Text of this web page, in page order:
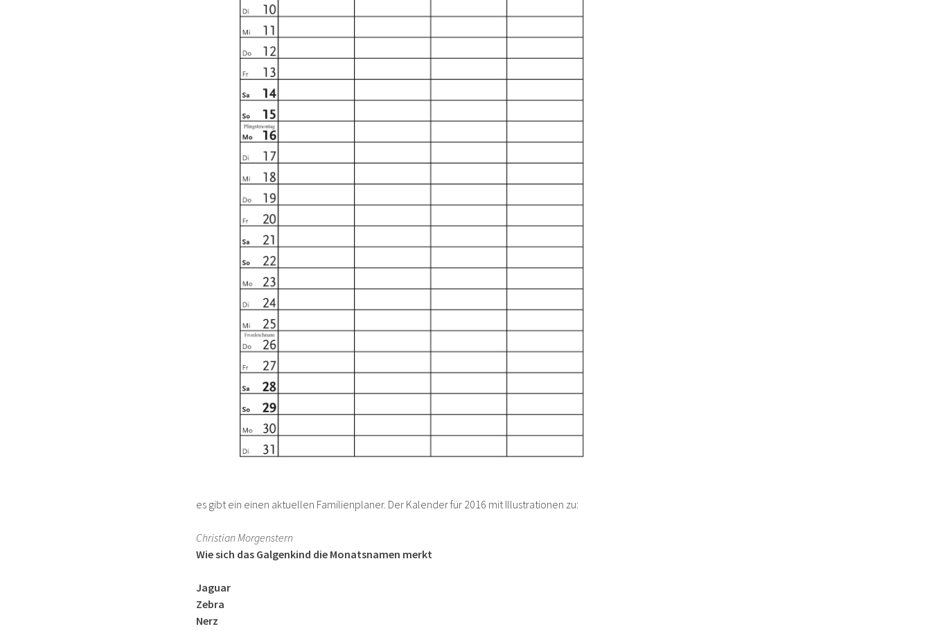
es gibt ein einen aktuellen Familienplaner. Der Kalender für 2016 mit Illustrationen zu:
Christian Morgenstern
Wie sich das Galgenkind die Monatsnamen merkt
Jaguar
Zebra
Nerz